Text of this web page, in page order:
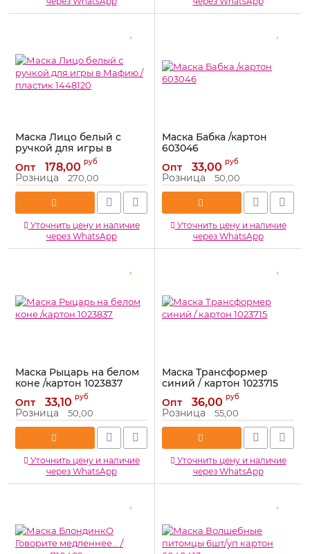
Маска Лицо белый с
ручкой для игры в
Мафию /пластик 1448120
Артикул: 1448120
Опт 178,00 руб
Розница 270,00
Уточнить цену и наличие
через WhatsApp
Маска Бабка /картон
603046
Артикул: 603046
Опт 33,00 руб
Розница 50,00
Уточнить цену и наличие
через WhatsApp
Маска Рыцарь на белом
коне /картон 1023837
Артикул: 1023837
Опт 33,10 руб
Розница 50,00
Уточнить цену и наличие
через WhatsApp
Маска Трансформер
синий / картон 1023715
Артикул: 1023715
Опт 36,00 руб
Розница 55,00
Уточнить цену и наличие
через WhatsApp